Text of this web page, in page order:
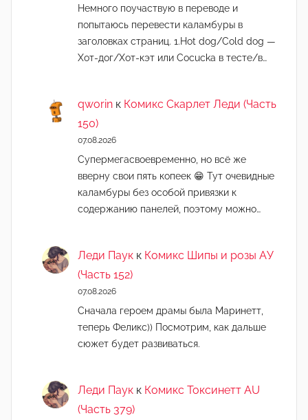
Немного поучаствую в переводе и
попытаюсь перевести каламбуры в
заголовках страниц. 1.Hot dog/Cold dog —
Хот-дог/Хот-кэт или Cocucka в тесте/в…
qworin к Комикс Скарлет Леди (Часть
150)
07.08.2026
Супермегасвоевременно, но всё же
вверну свои пять копеек 😁 Тут очевидные
каламбуры без особой привязки к
содержанию панелей, поэтому можно…
Леди Паук к Комикс Шипы и розы АУ
(Часть 152)
07.08.2026
Сначала героем драмы была Маринетт,
теперь Феликс)) Посмотрим, как дальше
сюжет будет развиваться.
Леди Паук к Комикс Токсинетт AU
(Часть 379)